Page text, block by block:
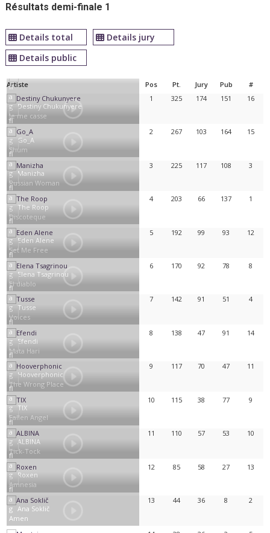
Résultats demi-finale 1
Details total
Details jury
Details public
Artiste Pos Pt. Jury Pub #
Destiny Chukunyere
Je me casse
1 325 174 151 16
Go_A
Shum
2 267 103 164 15
Manizha
Russian Woman
3 225 117 108 3
The Roop
Discoteque
4 203 66 137 1
Eden Alene
Set Me Free
5 192 99 93 12
Elena Tsagrinou
El diablo
6 170 92 78 8
Tusse
Voices
7 142 91 51 4
Efendi
Mata Hari
8 138 47 91 14
Hooverphonic
The Wrong Place
9 117 70 47 11
TIX
Fallen Angel
10 115 38 77 9
ALBINA
Tick-Tock
11 110 57 53 10
Roxen
Amnesia
12 85 58 27 13
Ana Soklič
Amen
13 44 36 8 2